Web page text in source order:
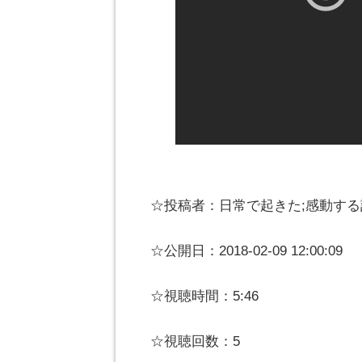
☆投稿者：日常で起きた;感動す
☆公開日：2018-02-09 12:00:09
☆視聴時間：5:46
☆視聴回数：5